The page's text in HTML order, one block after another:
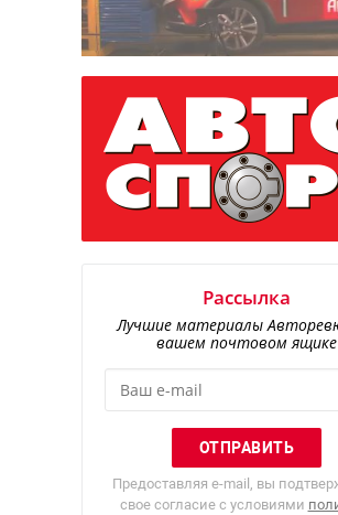
Рассылка
Лучшие материалы
вашем почтовом ящике
Предоставляя e-mail, вы
свое согласие с условиями